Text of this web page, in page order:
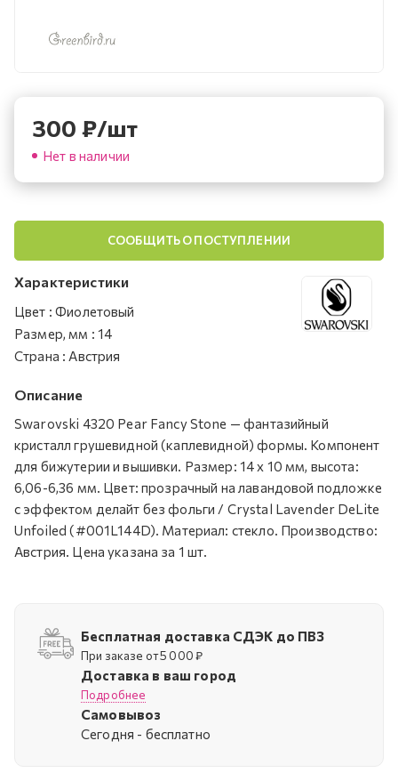
300 ₽/шт
Нет в наличии
СООБЩИТЬ О ПОСТУПЛЕНИИ
Характеристики
Цвет : Фиолетовый
Размер, мм : 14
Страна : Австрия
Описание
Swarovski 4320 Pear Fancy Stone — фантазийный
кристалл грушевидной (каплевидной) формы. Компонент
для бижутерии и вышивки. Размер: 14 х 10 мм, высота:
6,06-6,36 мм. Цвет: прозрачный на лавандовой подложке
c эффектом делайт без фольги / Crystal Lavender DeLite
Unfoiled (#001L144D). Материал: стекло. Производство:
Австрия. Цена указана за 1 шт.
Бесплатная доставка СДЭК до ПВЗ
При заказе от 5 000 ₽
Доставка в ваш город
Подробнее
Самовывоз
Cегодня - бесплатно